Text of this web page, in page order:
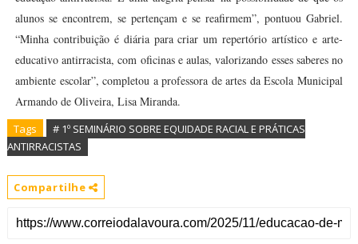
alunos se encontrem, se pertençam e se reafirmem”, pontuou Gabriel.
“Minha contribuição é diária para criar um repertório artístico e arte-
educativo antirracista, com oficinas e aulas, valorizando esses saberes no
ambiente escolar”, completou a professora de artes da Escola Municipal
Armando de Oliveira, Lisa Miranda.
Tags
# 1º SEMINÁRIO SOBRE EQUIDADE RACIAL E PRÁTICAS
ANTIRRACISTAS
Compartilhe